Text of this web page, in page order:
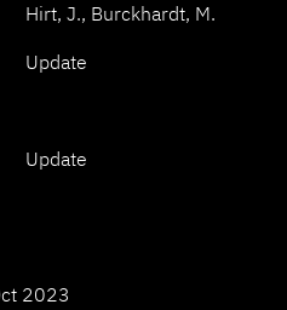
Hirt, J., Burckhardt, M.
Update
Update
2023